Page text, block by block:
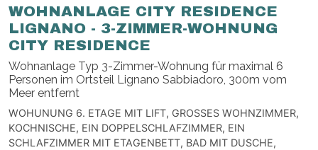
WOHNANLAGE CITY RESIDENCE
LIGNANO - 3-ZIMMER-WOHNUNG
CITY RESIDENCE
Wohnanlage Typ 3-Zimmer-Wohnung für maximal 6
Personen im Ortsteil Lignano Sabbiadoro, 300m vom
Meer entfernt
WOHUNUNG 6. ETAGE MIT LIFT, GROSSES WOHNZIMMER,
KOCHNISCHE, EIN DOPPELSCHLAFZIMMER, EIN
SCHLAFZIMMER MIT ETAGENBETT, BAD MIT DUSCHE,